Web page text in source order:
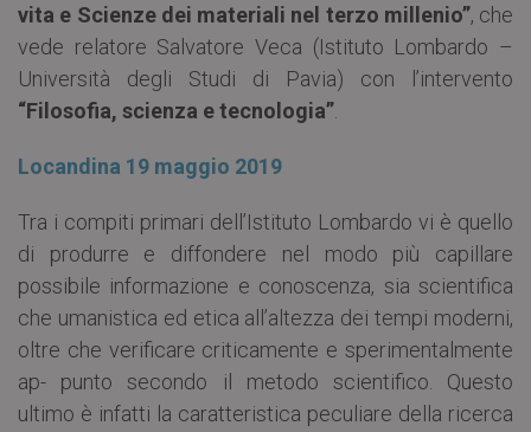
vita e Scienze dei materiali nel terzo millenio”, che
vede relatore Salvatore Veca (Istituto Lombardo –
Università degli Studi di Pavia) con l’intervento
“Filosofia, scienza e tecnologia”.
Locandina 19 maggio 2019
Tra i compiti primari dell’Istituto Lombardo vi è quello
di produrre e diffondere nel modo più capillare
possibile informazione e conoscenza, sia scientifica
che umanistica ed etica all’altezza dei tempi moderni,
oltre che verificare criticamente e sperimentalmente
ap- punto secondo il metodo scientifico. Questo
ultimo è infatti la caratteristica peculiare della ricerca